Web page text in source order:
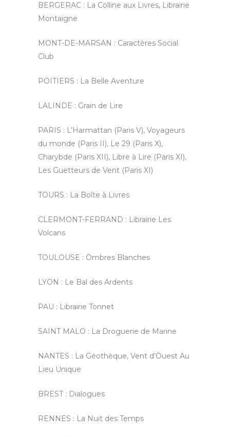
BERGERAC : La Colline aux Livres, Librairie
Montaigne
MONT-DE-MARSAN : Caractères Social
Club
POITIERS : La Belle Aventure
LALINDE : Grain de Lire
PARIS : L’Harmattan (Paris V), Voyageurs
du monde (Paris II), Le 29 (Paris X),
Charybde (Paris XII), Libre à Lire (Paris XI),
Les Guetteurs de Vent (Paris XI)
TOURS : La Boîte à Livres
CLERMONT-FERRAND : Librairie Les
Volcans
TOULOUSE : Ombres Blanches
LYON : Le Bal des Ardents
PAU : Librairie Tonnet
SAINT MALO : La Droguerie de Marine
NANTES : La Géothèque, Vent d’Ouest Au
Lieu Unique
BREST : Dialogues
RENNES : La Nuit des Temps